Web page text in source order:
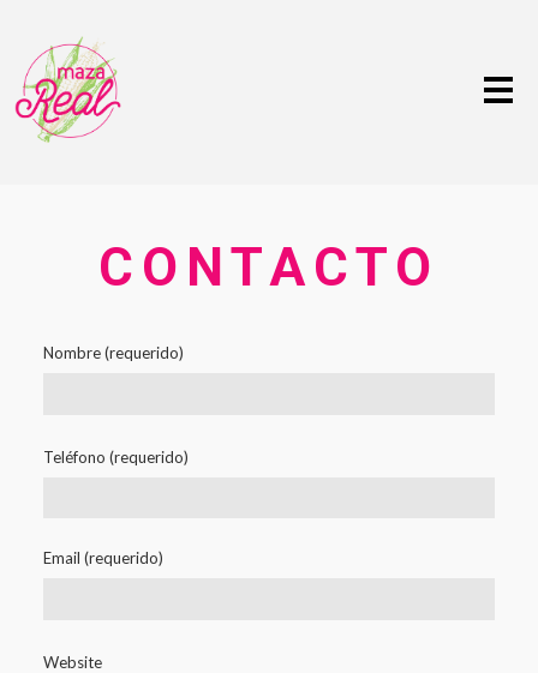
CONTACTO
Nombre (requerido)
Teléfono (requerido)
Email (requerido)
Website